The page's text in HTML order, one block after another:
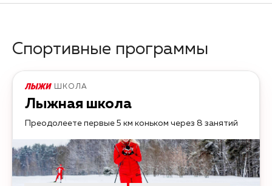
Спортивные программы
ШКОЛА
Лыжная школа
Преодолеете первые 5 км коньком через 8 занятий